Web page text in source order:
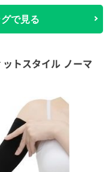
で見る
トスタイル ノーマ